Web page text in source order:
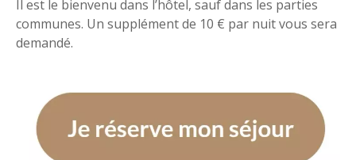
Il est le bienvenu dans l’hôtel, sauf dans les parties
communes. Un supplément de 10 € par nuit vous sera
demandé.